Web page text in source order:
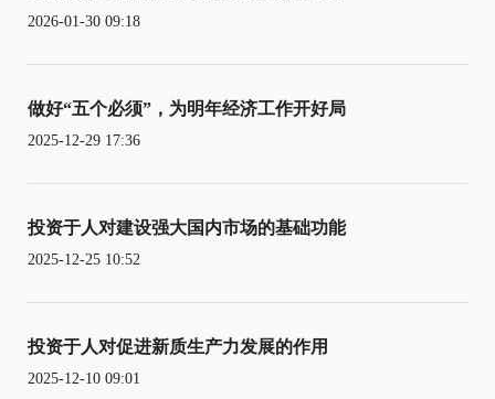
2026-01-30 09:18
做好“五个必须”，为明年经济工作开好局
2025-12-29 17:36
投资于人对建设强大国内市场的基础功能
2025-12-25 10:52
投资于人对促进新质生产力发展的作用
2025-12-10 09:01